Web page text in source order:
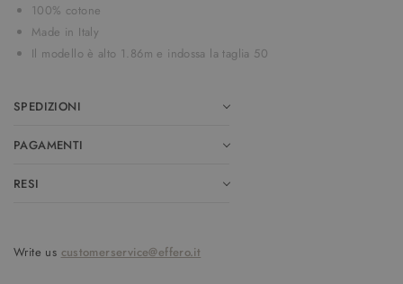
100% cotone
Made in Italy
Il modello è alto 1.86m e indossa la taglia 50
SPEDIZIONI
PAGAMENTI
RESI
Write us customerservice@effero.it